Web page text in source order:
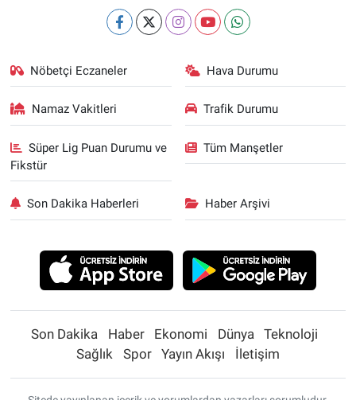
Nöbetçi Eczaneler Hava Durumu
Namaz Vakitleri Trafik Durumu
Süper Lig Puan Durumu ve
Fikstür
Tüm Manşetler
Son Dakika Haberleri Haber Arşivi
Son Dakika Haber Ekonomi Dünya
Teknoloji
Sağlık
Spor Yayın Akışı İletişim